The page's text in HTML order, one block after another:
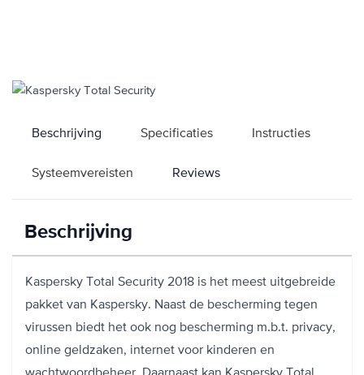
Beschrijving Specificaties Instructies
Systeemvereisten Reviews
Beschrijving
Kaspersky Total Security 2018 is het meest uitgebreide
pakket van Kaspersky. Naast de bescherming tegen
virussen biedt het ook nog bescherming m.b.t. privacy,
online geldzaken, internet voor kinderen en
wachtwoordbeheer. Daarnaast kan Kaspersky Total